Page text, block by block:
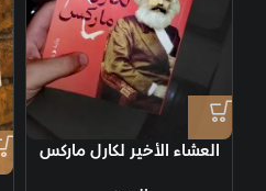
العشاء الأخير لكارل ماركس